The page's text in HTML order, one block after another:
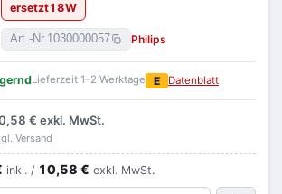
ersetzt18W
Art.-Nr.1030000057 Philips
Lieferzeit 1–2 Werktage E Datenblatt
€ exkl. MwSt.
Versand
inkl. / 10,58 € exkl. MwSt.